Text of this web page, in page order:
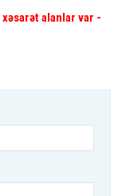
xəsarət alanlar var -